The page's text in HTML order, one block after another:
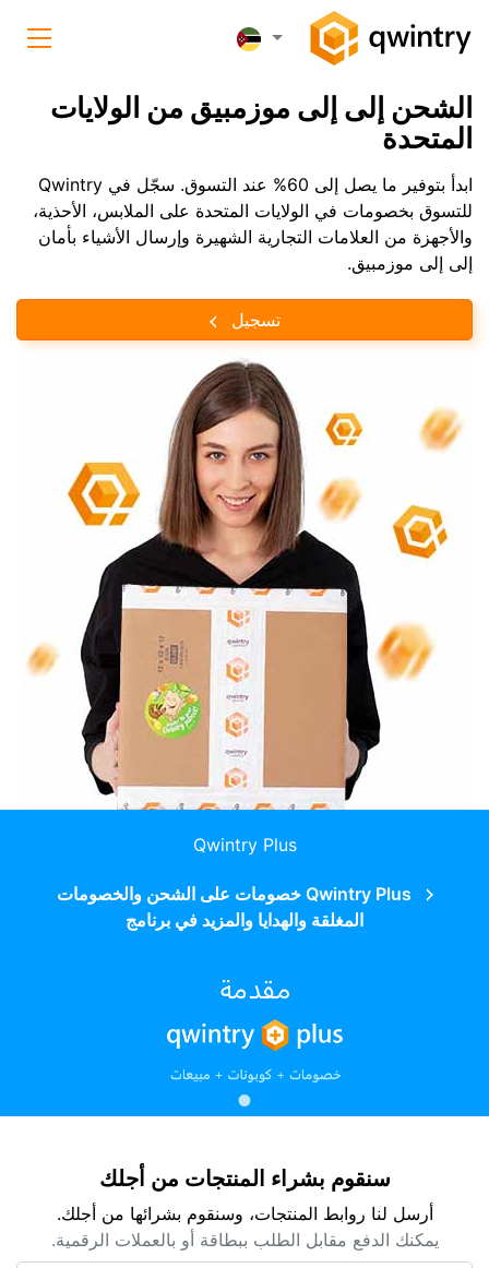
الشحن إلى إلى موزمبيق من الولايات
المتحدة
ابدأ بتوفير ما يصل إلى 60% عند التسوق. سجّل في Qwintry
للتسوق بخصومات في الولايات المتحدة على الملابس، الأحذية،
والأجهزة من العلامات التجارية الشهيرة وإرسال الأشياء بأمان
إلى إلى موزمبيق.
تسجيل
Qwintry Plus
Qwintry Plus خصومات على الشحن والخصومات
المغلقة والهدايا والمزيد في برنامج
سنقوم بشراء المنتجات من أجلك
أرسل لنا روابط المنتجات، وسنقوم بشرائها من أجلك.
يمكنك الدفع مقابل الطلب ببطاقة أو بالعملات الرقمية.